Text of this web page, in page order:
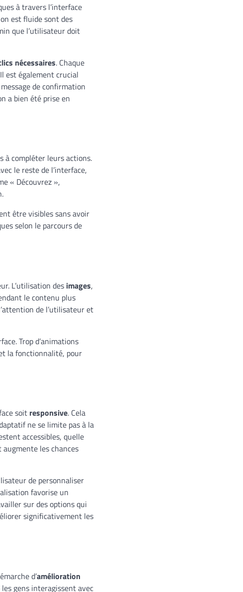
à travers l’interface
est fluide sont des
que l’utilisateur doit
nécessaires. Chaque
est également crucial
de confirmation
a bien été prise en
à compléter leurs actions.
le reste de l’interface,
« Découvrez »,
être visibles sans avoir
selon le parcours de
L’utilisation des images,
le contenu plus
de l’utilisateur et
Trop d’animations
la fonctionnalité, pour
soit responsive. Cela
ne se limite pas à la
accessibles, quelle
les chances
de personnaliser
favorise un
sur des options qui
significativement les
d’amélioration
gens interagissent avec